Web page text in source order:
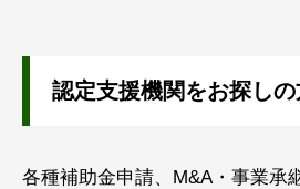
認定支援機関をお探し
各種補助金申請、M&A・事業承